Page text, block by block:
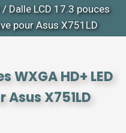
/ Dalle LCD 17.3 pouces
pour Asus X751LD
WXGA HD+ LED
X751LD